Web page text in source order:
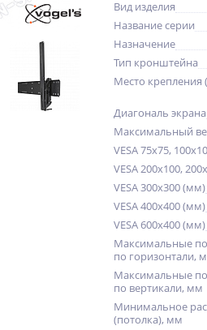
Вид изделия
Название серии
Назначение
Тип кронштейна
Место крепления
Диагональ экрана
Максимальный
VESA 75x75,
VESA 200x100,
VESA 300x300 (мм)
VESA 400x400 (мм)
VESA 600x400 (мм)
Максимальные
по горизонтали,
Максимальные
по вертикали, мм
Минимальное
(потолка), мм